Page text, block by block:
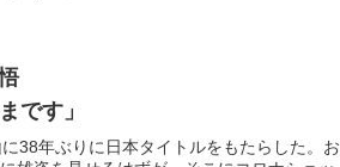
悟
です」
38年ぶりに日本タイトルをもたらした。お